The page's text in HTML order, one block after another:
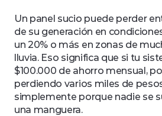
Un panel sucio puede perder
de su generación en
un 20% o más en zonas de
lluvia. Eso significa que si tu
$100.000 de ahorro mensual,
perdiendo varios miles de
simplemente porque nadie se
una manguera.